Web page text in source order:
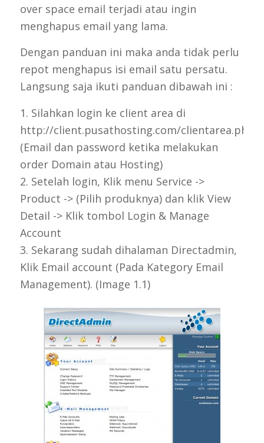
over space email terjadi atau ingin
menghapus email yang lama.
Dengan panduan ini maka anda tidak perlu
repot menghapus isi email satu persatu.
Langsung saja ikuti panduan dibawah ini :
1. Silahkan login ke client area di
http://client.pusathosting.com/clientarea.php
(Email dan password ketika melakukan
order Domain atau Hosting)
2. Setelah login, Klik menu Service ->
Product -> (Pilih produknya) dan klik View
Detail -> Klik tombol Login & Manage
Account
3. Sekarang sudah dihalaman Directadmin,
Klik Email account (Pada Kategory Email
Management). (Image 1.1)